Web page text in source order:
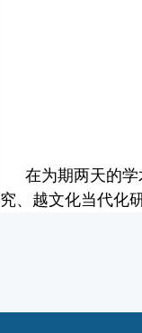
在为期两天的
究、越文化当代化